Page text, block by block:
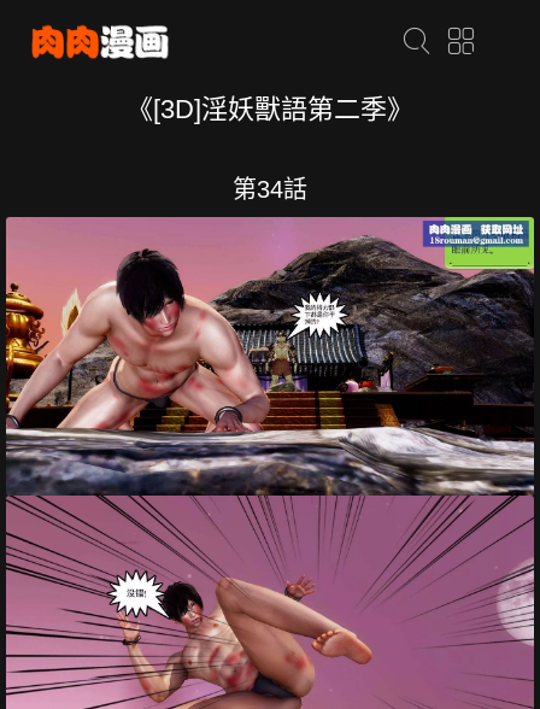
《[3D]淫妖獸語第二季》
第34話